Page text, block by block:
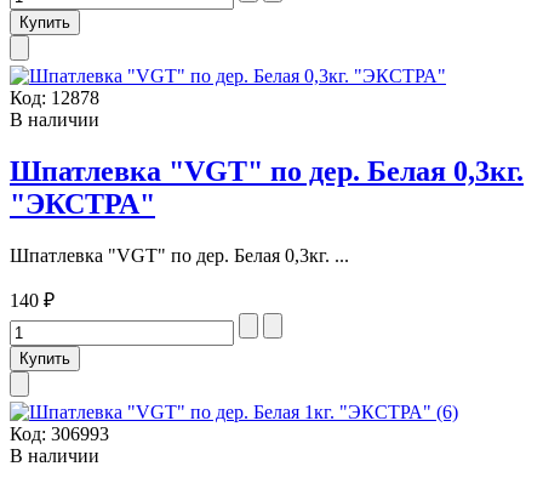
Код: 12878
В наличии
Шпатлевка "VGT" по дер. Белая 0,3кг.
"ЭКСТРА"
Шпатлевка "VGT" по дер. Белая 0,3кг. ...
140 ₽
Код: 306993
В наличии